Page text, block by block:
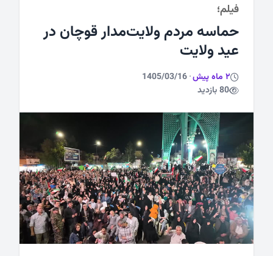
ورزشی
فیلم؛
حماسه مردم ولایت‌مدار قوچان در
عید ولایت
2 ماه پیش ·
1405/03/16
80 بازدید